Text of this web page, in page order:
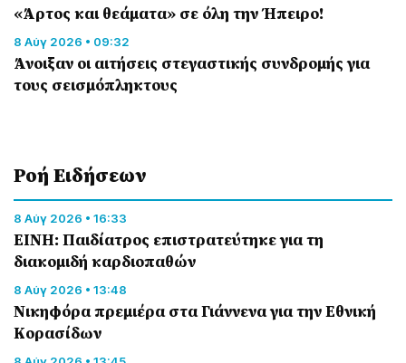
«Άρτος και θεάματα» σε όλη την Ήπειρο!
8 Αύγ 2026 • 09:32
Άνοιξαν οι αιτήσεις στεγαστικής συνδρομής για
τους σεισμόπληκτους
Ροή Eιδήσεων
8 Αύγ 2026 • 16:33
ΕΙΝΗ: Παιδίατρος επιστρατεύτηκε για τη
διακομιδή καρδιοπαθών
8 Αύγ 2026 • 13:48
Nικηφόρα πρεμιέρα στα Γιάννενα για την Εθνική
Κορασίδων